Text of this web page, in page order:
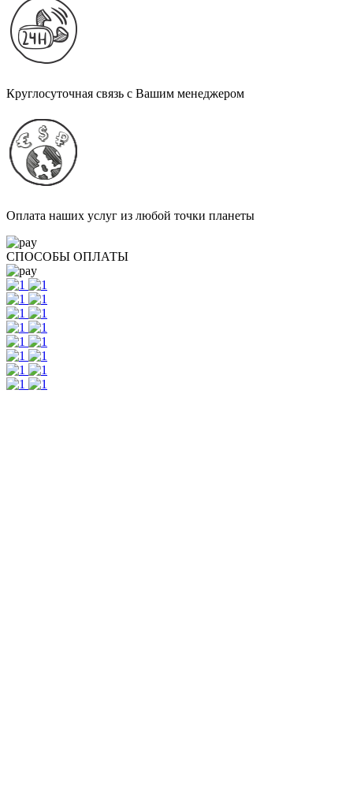
Круглосуточная связь с Вашим менеджером
Оплата наших услуг из любой точки планеты
СПОСОБЫ ОПЛАТЫ